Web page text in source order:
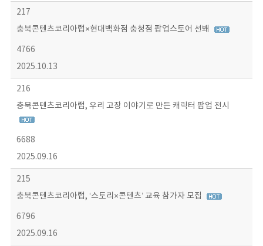
217
충북콘텐츠코리아랩×현대백화점 충청점 팝업스토어 선봬
4766
2025.10.13
216
충북콘텐츠코리아랩, 우리 고장 이야기로 만든 캐릭터 팝업 전시
6688
2025.09.16
215
충북콘텐츠코리아랩, ‘스토리×콘텐츠’ 교육 참가자 모집
6796
2025.09.16